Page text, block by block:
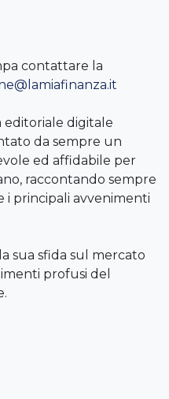
contattare la
editoriale digitale
da sempre un
ed affidabile per
raccontando sempre
i principali avvenimenti
sua sfida sul mercato
profusi del